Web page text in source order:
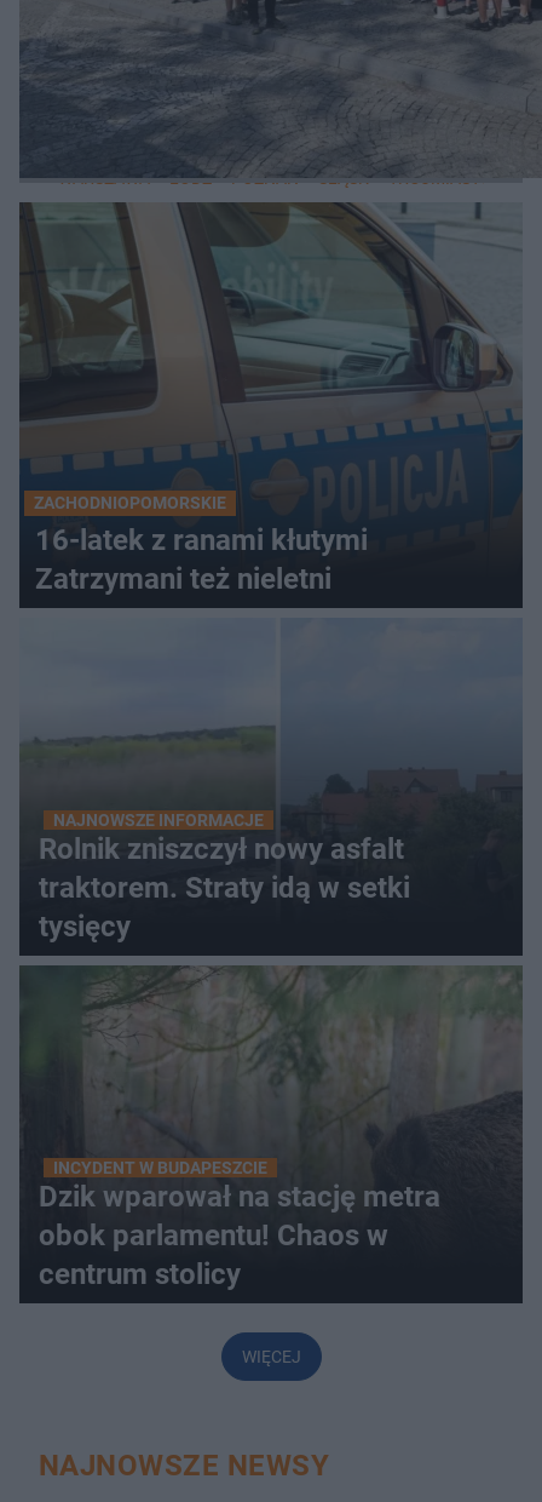
WIĘCEJ
LOKALNE
WARSZAWA ŁÓDŹ POZNAŃ ŚLĄSK TRÓJMIASTO
ZACHODNIOPOMORSKIE
16-latek z ranami kłutymi
Zatrzymani też nieletni
NAJNOWSZE INFORMACJE
Rolnik zniszczył nowy asfalt
traktorem. Straty idą w setki
tysięcy
INCYDENT W BUDAPESZCIE
Dzik wparował na stację metra
obok parlamentu! Chaos w
centrum stolicy
WIĘCEJ
NAJNOWSZE NEWSY